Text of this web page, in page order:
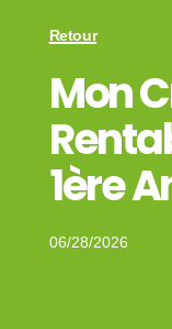
Retour
Mon
1ère
06/28/2026